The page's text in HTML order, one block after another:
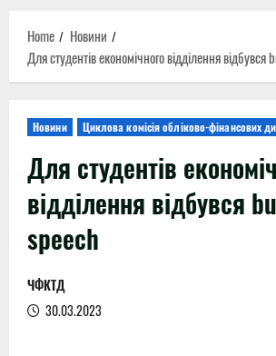
Home
Новини
Для студентів економічного відділення
Новини Циклова комісія обліково-фінансових
Для студентів
відділення відбувся
speech
ЧФКТД
30.03.2023